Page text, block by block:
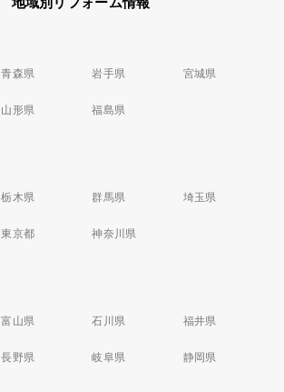
青森県 岩手県 宮城県
山形県 福島県
栃木県 群馬県 埼玉県
東京都 神奈川県
富山県 石川県 福井県
長野県 岐阜県 静岡県